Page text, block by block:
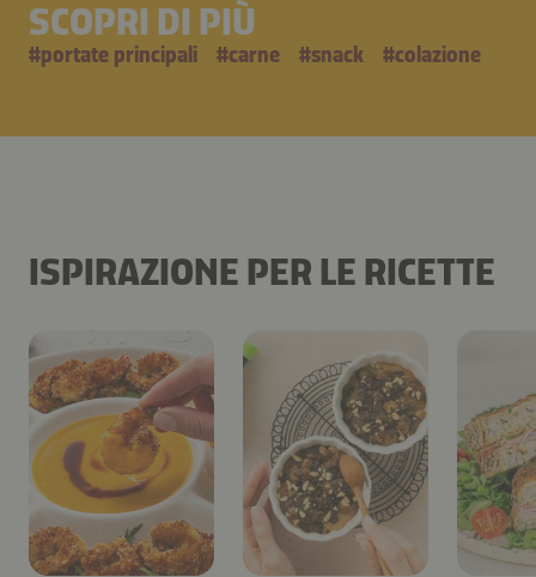
SCOPRI DI PIÙ
#portate principali #carne #snack #colazione
ISPIRAZIONE PER LE RICETTE